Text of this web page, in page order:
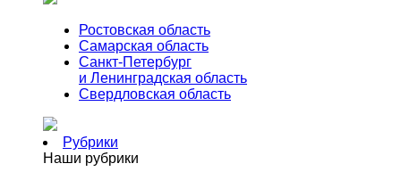
Ростовская область
Самарская область
Санкт-Петербург
и Ленинградская область
Свердловская область
Рубрики
Наши рубрики